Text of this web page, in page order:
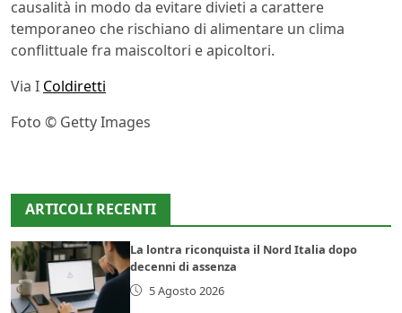
causalità in modo da evitare divieti a carattere
temporaneo che rischiano di alimentare un clima
conflittuale fra maiscoltori e apicoltori.
Via I Coldiretti
Foto © Getty Images
ARTICOLI RECENTI
La lontra riconquista il Nord Italia dopo
decenni di assenza
5 Agosto 2026